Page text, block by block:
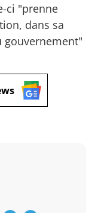
ci "prenne
dans sa